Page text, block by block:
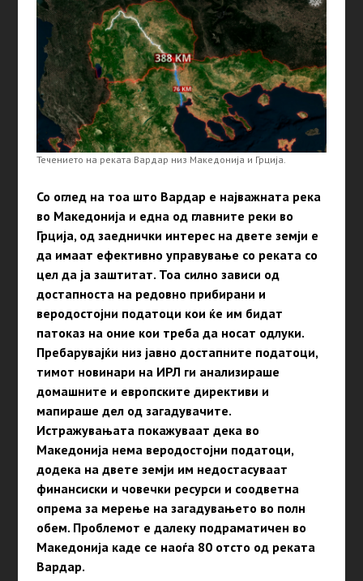
Течението на реката Вардар низ Македонија и Грција.
Со оглед на тоа што Вардар е најважната река
во Македонија и една од главните реки во
Грција, од заеднички интерес на двете земји е
да имаат ефективно управување со реката со
цел да ја заштитат. Тоа силно зависи од
достапноста на редовно прибирани и
веродостојни податоци кои ќе им бидат
патоказ на оние кои треба да носат одлуки.
Пребарувајќи низ јавно достапните податоци,
тимот новинари на ИРЛ ги анализираше
домашните и европските директиви и
мапираше дел од загадувачите.
Истражувањата покажуваат дека во
Македонија нема веродостојни податоци,
додека на двете земји им недостасуваат
финансиски и човечки ресурси и соодветна
опрема за мерење на загадувањето во полн
обем. Проблемот е далеку подраматичен во
Македонија каде се наоѓа 80 отсто од реката
Вардар.